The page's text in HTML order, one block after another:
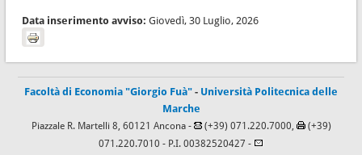
Data inserimento avviso: Giovedì, 30 Luglio, 2026
Facoltà di Economia "Giorgio Fuà" - Università Politecnica delle
Marche
Piazzale R. Martelli 8, 60121 Ancona - (+39) 071.220.7000,
(+39)
071.220.7010 - P.I. 00382520427 -